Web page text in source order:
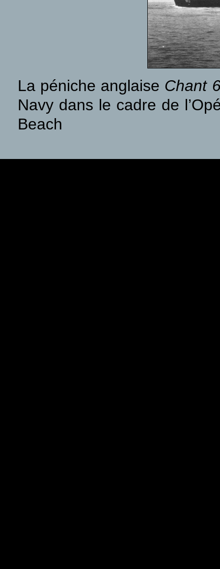
La péniche anglaise Chant
Navy dans le cadre de
Beach